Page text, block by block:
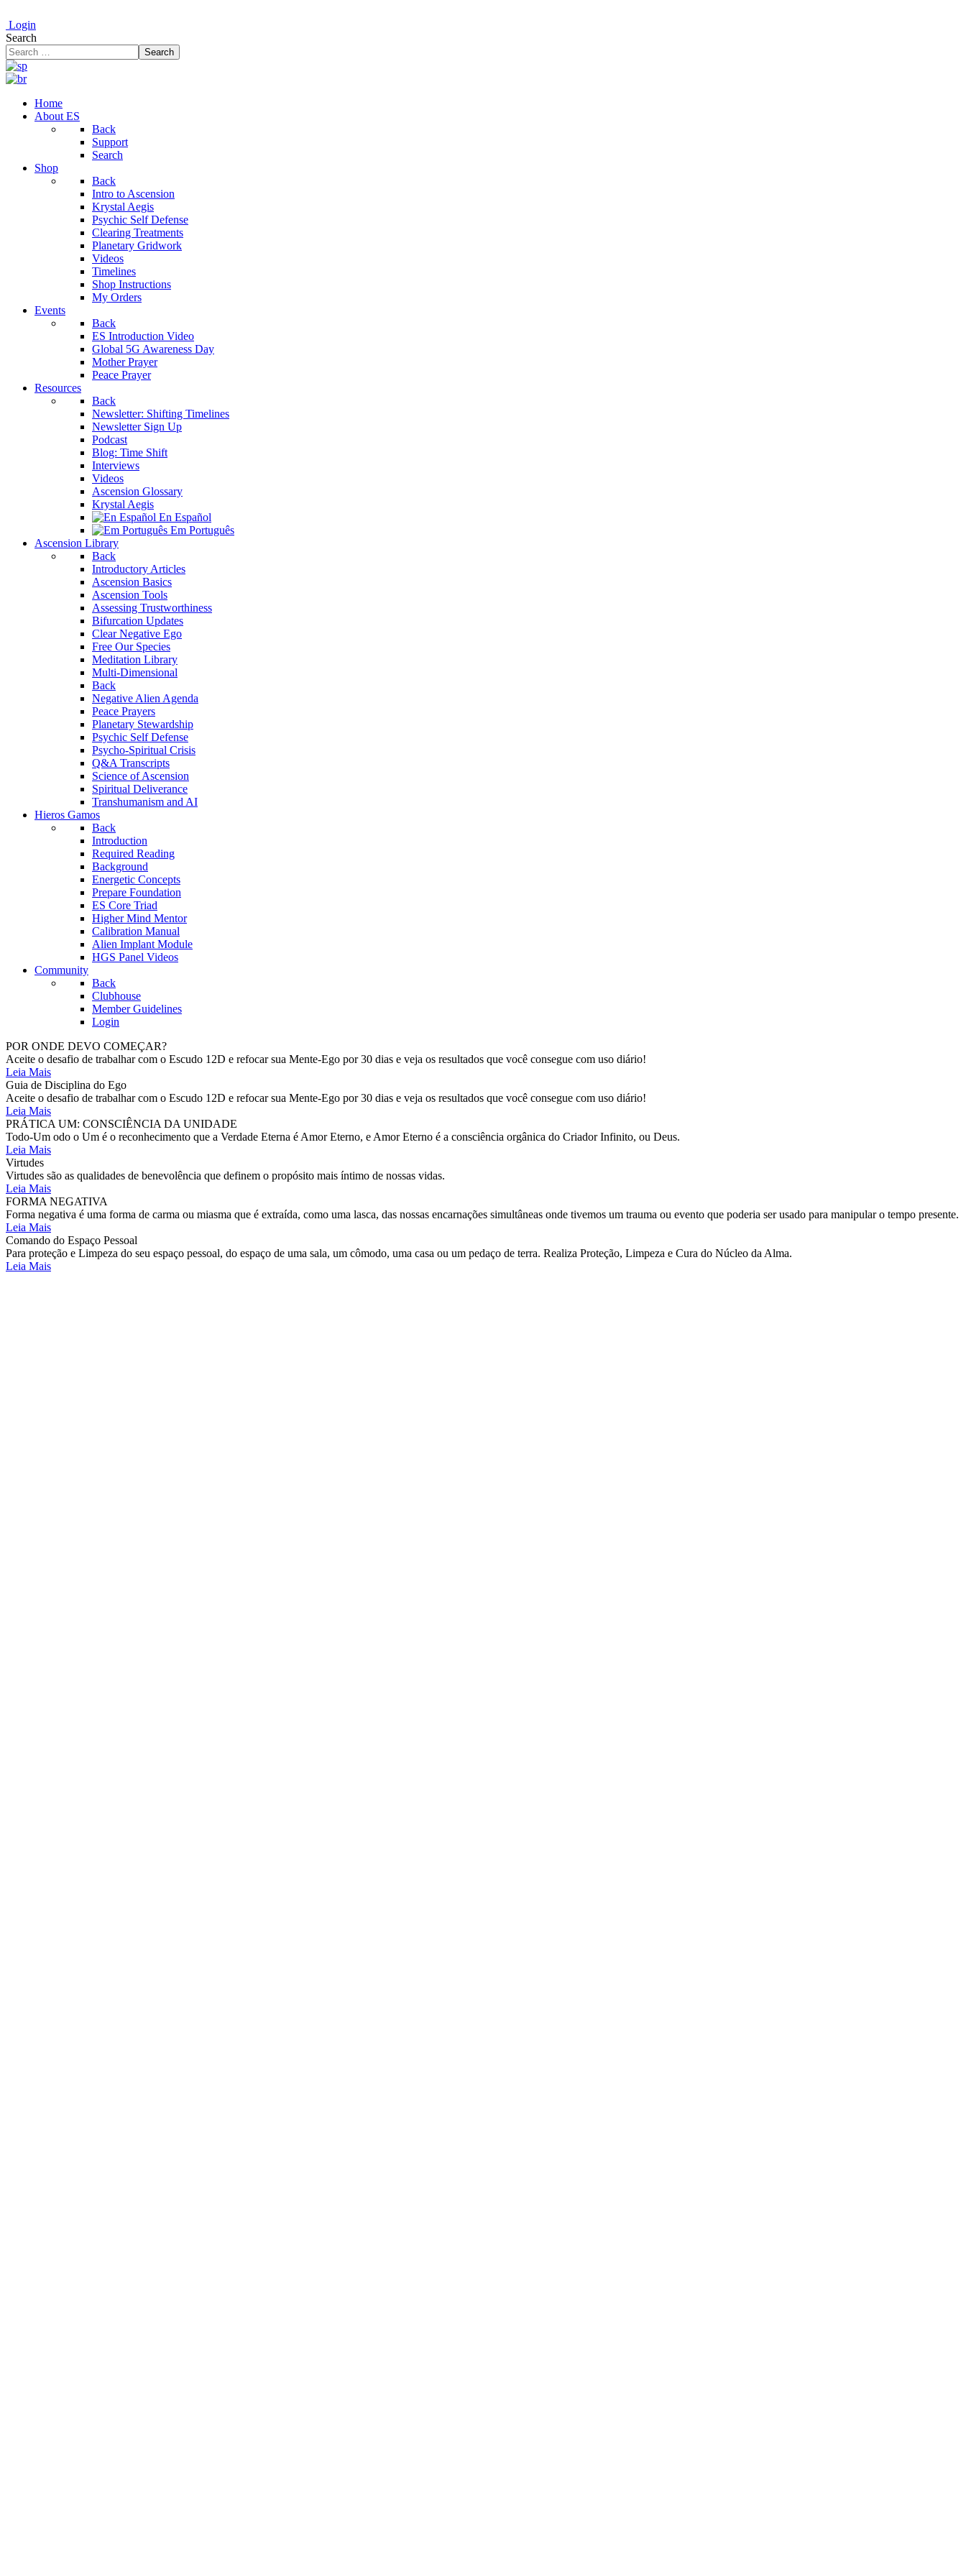
Login
Search
Search
Home
About ES
Back
Support
Search
Shop
Back
Intro to Ascension
Krystal Aegis
Psychic Self Defense
Clearing Treatments
Planetary Gridwork
Videos
Timelines
Shop Instructions
My Orders
Events
Back
ES Introduction Video
Global 5G Awareness Day
Mother Prayer
Peace Prayer
Resources
Back
Newsletter: Shifting Timelines
Newsletter Sign Up
Podcast
Blog: Time Shift
Interviews
Videos
Ascension Glossary
Krystal Aegis
En Español
Em Português
Ascension Library
Back
Introductory Articles
Ascension Basics
Ascension Tools
Assessing Trustworthiness
Bifurcation Updates
Clear Negative Ego
Free Our Species
Meditation Library
Multi-Dimensional
Back
Negative Alien Agenda
Peace Prayers
Planetary Stewardship
Psychic Self Defense
Psycho-Spiritual Crisis
Q&A Transcripts
Science of Ascension
Spiritual Deliverance
Transhumanism and AI
Hieros Gamos
Back
Introduction
Required Reading
Background
Energetic Concepts
Prepare Foundation
ES Core Triad
Higher Mind Mentor
Calibration Manual
Alien Implant Module
HGS Panel Videos
Community
Back
Clubhouse
Member Guidelines
Login
POR ONDE DEVO COMEÇAR?
Aceite o desafio de trabalhar com o Escudo 12D e refocar sua Mente-Ego por 30 dias e veja os resultados que você consegue com uso diário!
Leia Mais
Guia de Disciplina do Ego
Aceite o desafio de trabalhar com o Escudo 12D e refocar sua Mente-Ego por 30 dias e veja os resultados que você consegue com uso diário!
Leia Mais
PRÁTICA UM: CONSCIÊNCIA DA UNIDADE
Todo-Um odo o Um é o reconhecimento que a Verdade Eterna é Amor Eterno, e Amor Eterno é a consciência orgânica do Criador Infinito, ou Deus.
Leia Mais
Virtudes
Virtudes são as qualidades de benevolência que definem o propósito mais íntimo de nossas vidas.
Leia Mais
FORMA NEGATIVA
Forma negativa é uma forma de carma ou miasma que é extraída, como uma lasca, das nossas encarnações simultâneas onde tivemos um trauma ou evento que poderia ser usado para manipular o tempo presente.
Leia Mais
Comando do Espaço Pessoal
Para proteção e Limpeza do seu espaço pessoal, do espaço de uma sala, um cômodo, uma casa ou um pedaço de terra. Realiza Proteção, Limpeza e Cura do Núcleo da Alma.
Leia Mais